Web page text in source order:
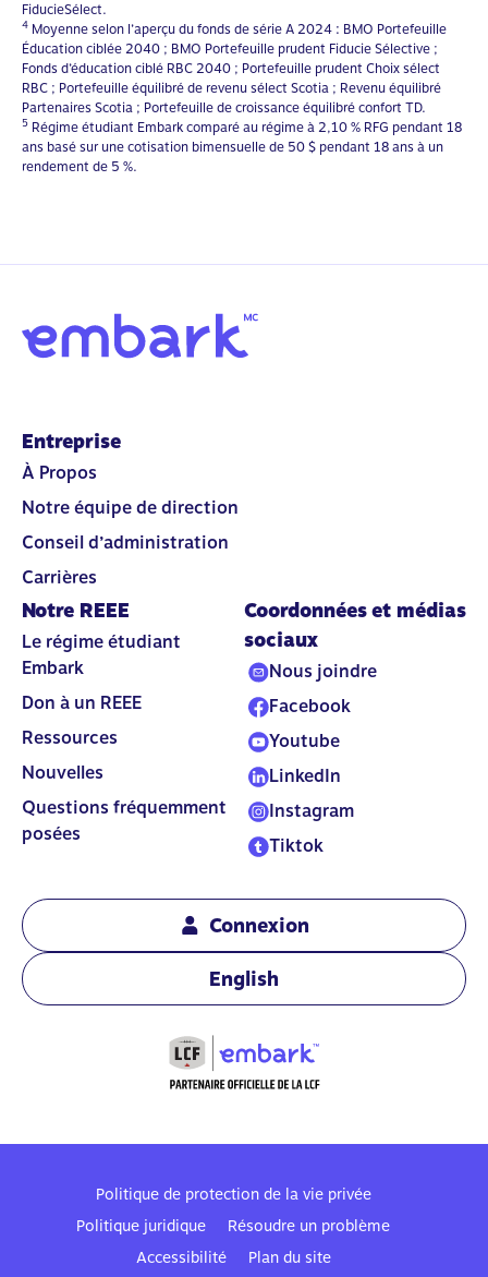
FiducieSélect.
4 Moyenne selon l’aperçu du fonds de série A 2024 : BMO Portefeuille
Éducation ciblée 2040 ; BMO Portefeuille prudent Fiducie Sélective ;
Fonds d’éducation ciblé RBC 2040 ; Portefeuille prudent Choix sélect
RBC ; Portefeuille équilibré de revenu sélect Scotia ; Revenu équilibré
Partenaires Scotia ; Portefeuille de croissance équilibré confort TD.
5 Régime étudiant Embark comparé au régime à 2,10 % RFG pendant 18
ans basé sur une cotisation bimensuelle de 50 $ pendant 18 ans à un
rendement de 5 %.
Entreprise
À Propos
Notre équipe de direction
Conseil d’administration
Carrières
Notre REEE
Le régime étudiant
Embark
Don à un REEE
Ressources
Nouvelles
Questions fréquemment
posées
Coordonnées et médias
sociaux
Nous joindre
Facebook
Youtube
LinkedIn
Instagram
Tiktok
Connexion
English
Politique de protection de la vie privée
Politique juridique
Résoudre un problème
Accessibilité
Plan du site